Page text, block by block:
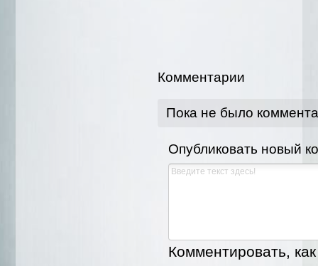
Комментарии
Пока не было
Опубликовать новый
Комментировать,